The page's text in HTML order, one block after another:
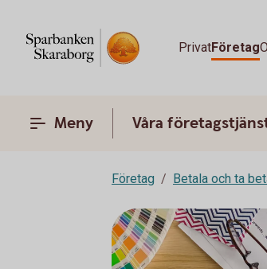
PrivatFöretag
Meny Våra
Företag Betala och ta